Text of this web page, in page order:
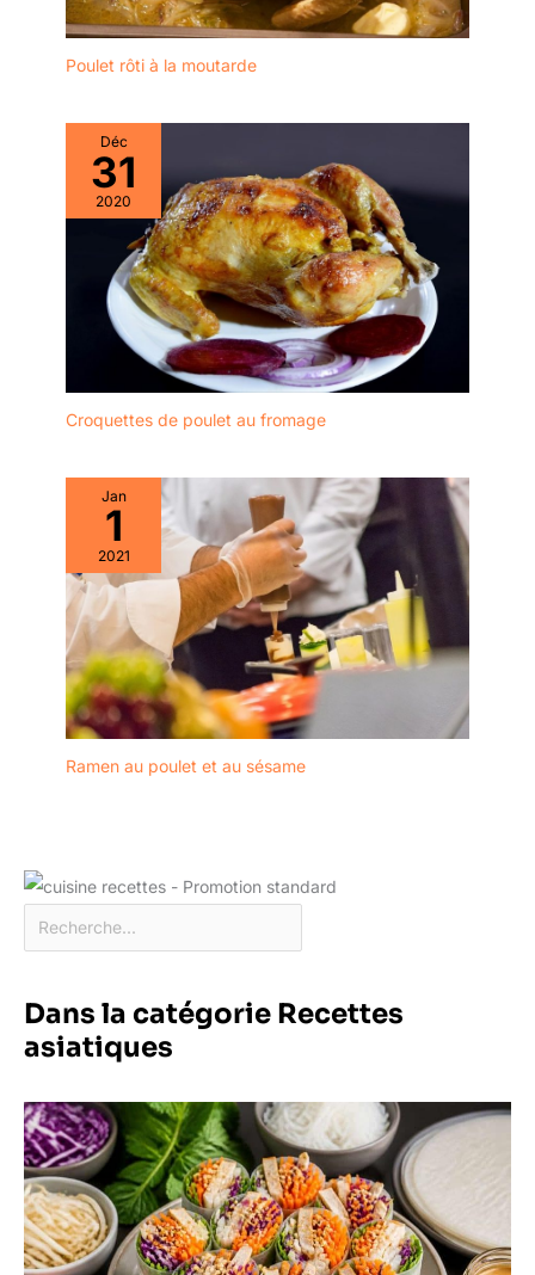
Poulet rôti à la moutarde
Déc
31
2020
Croquettes de poulet au fromage
Jan
1
2021
Ramen au poulet et au sésame
Dans la catégorie Recettes
asiatiques